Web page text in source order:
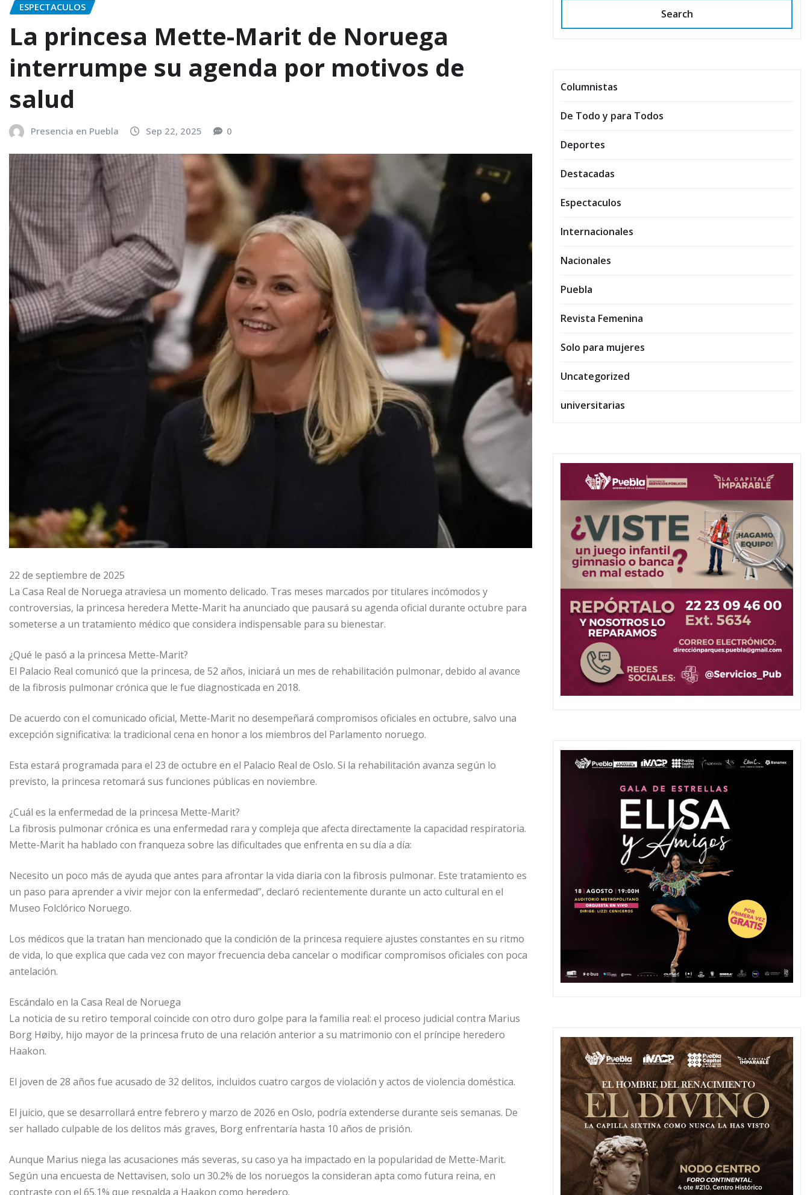
ESPECTACULOS
La princesa Mette-Marit de Noruega
interrumpe su agenda por motivos de
salud
Presencia en Puebla Sep 22, 2025 0
22 de septiembre de 2025
La Casa Real de Noruega atraviesa un momento delicado. Tras meses marcados por titulares incómodos y
controversias, la princesa heredera Mette-Marit ha anunciado que pausará su agenda oficial durante octubre para
someterse a un tratamiento médico que considera indispensable para su bienestar.
¿Qué le pasó a la princesa Mette-Marit?
El Palacio Real comunicó que la princesa, de 52 años, iniciará un mes de rehabilitación pulmonar, debido al avance
de la fibrosis pulmonar crónica que le fue diagnosticada en 2018.
De acuerdo con el comunicado oficial, Mette-Marit no desempeñará compromisos oficiales en octubre, salvo una
excepción significativa: la tradicional cena en honor a los miembros del Parlamento noruego.
Esta estará programada para el 23 de octubre en el Palacio Real de Oslo. Si la rehabilitación avanza según lo
previsto, la princesa retomará sus funciones públicas en noviembre.
¿Cuál es la enfermedad de la princesa Mette-Marit?
La fibrosis pulmonar crónica es una enfermedad rara y compleja que afecta directamente la capacidad respiratoria.
Mette-Marit ha hablado con franqueza sobre las dificultades que enfrenta en su día a día:
Necesito un poco más de ayuda que antes para afrontar la vida diaria con la fibrosis pulmonar. Este tratamiento es
un paso para aprender a vivir mejor con la enfermedad”, declaró recientemente durante un acto cultural en el
Museo Folclórico Noruego.
Los médicos que la tratan han mencionado que la condición de la princesa requiere ajustes constantes en su ritmo
de vida, lo que explica que cada vez con mayor frecuencia deba cancelar o modificar compromisos oficiales con poca
antelación.
Escándalo en la Casa Real de Noruega
La noticia de su retiro temporal coincide con otro duro golpe para la familia real: el proceso judicial contra Marius
Borg Høiby, hijo mayor de la princesa fruto de una relación anterior a su matrimonio con el príncipe heredero
Haakon.
El joven de 28 años fue acusado de 32 delitos, incluidos cuatro cargos de violación y actos de violencia doméstica.
El juicio, que se desarrollará entre febrero y marzo de 2026 en Oslo, podría extenderse durante seis semanas. De
ser hallado culpable de los delitos más graves, Borg enfrentaría hasta 10 años de prisión.
Aunque Marius niega las acusaciones más severas, su caso ya ha impactado en la popularidad de Mette-Marit.
Según una encuesta de Nettavisen, solo un 30.2% de los noruegos la consideran apta como futura reina, en
contraste con el 65.1% que respalda a Haakon como heredero.
Search
Columnistas
De Todo y para Todos
Deportes
Destacadas
Espectaculos
Internacionales
Nacionales
Puebla
Revista Femenina
Solo para mujeres
Uncategorized
universitarias